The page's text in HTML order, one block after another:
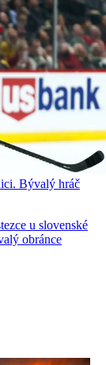
Bývalý hráč
u slovenské
obránce